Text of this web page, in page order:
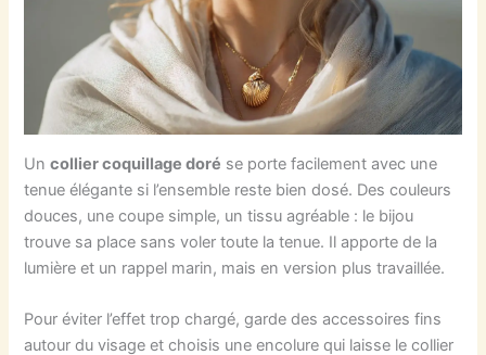
Uncollier coquillage doré se porte facilement avec une
tenue élégante si l’ensemble reste bien dosé. Des couleurs
douces, une coupe simple, un tissu agréable : le bijou
trouve sa place sans voler toute la tenue. Il apporte de la
lumière et un rappel marin, mais en version plus travaillée.
Pour éviter l’effet trop chargé, garde des accessoires fins
autour du visage et choisis une encolure qui laisse le collier